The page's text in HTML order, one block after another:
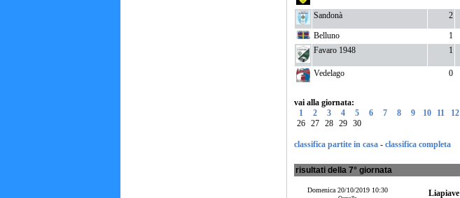
Sandonà 2
Belluno 1
Favaro 1948
1
Vedelago 0
vai alla giornata:
1
2 3 4 5 6 7 8 9 10 11 12
26 27 28 29 30
classifica partite in casa- classifica completa
risultati della 7° giornata
Domenica 20/10/2019 10:30 Liapiave